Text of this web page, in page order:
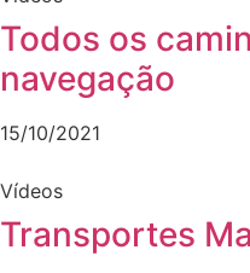
Todos os
navegação
15/10/2021
Vídeos
Transportes